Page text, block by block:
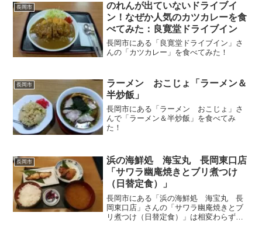
長岡市
のれんが出ていないドライブイ
ン！なぜか人気のカツカレーを食
べてみた：良寛堂ドライブイン
長岡市にある「良寛堂ドライブイン」さ
んの「カツカレー」を食べてみた！
長岡市
ラーメン おこじょ「ラーメン＆
半炒飯」
長岡市にある「ラーメン おこじょ」さ
んで「ラーメン＆半炒飯」を食べてみ
た！
長岡市
浜の海鮮処 海宝丸 長岡東口店
「サワラ幽庵焼きとブリ煮つけ
（日替定食）」
長岡市にある「浜の海鮮処 海宝丸 長
岡東口店」さんの「サワラ幽庵焼きとブ
リ煮つけ（日替定食）」は相変わらず美